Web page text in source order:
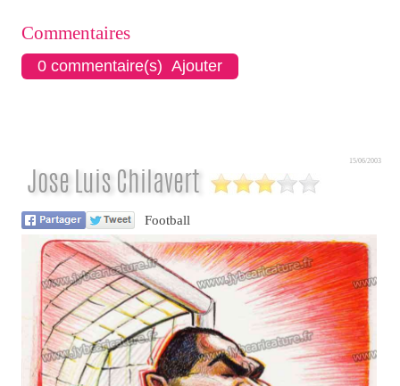
Commentaires
0 commentaire(s) Ajouter
Jose Luis Chilavert
15/06/2003
Football